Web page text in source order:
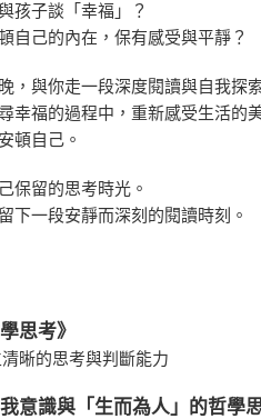
孩子談「幸福」？
自己的內在，保有感受與平靜？
，與你走一段深度閱讀與自我探
幸福的過程中，重新感受生活的美
頓自己。
保留的思考時光。
下一段安靜而深刻的閱讀時刻。
思考》
晰的思考與判斷能力
意識與「生而為人」的哲學思